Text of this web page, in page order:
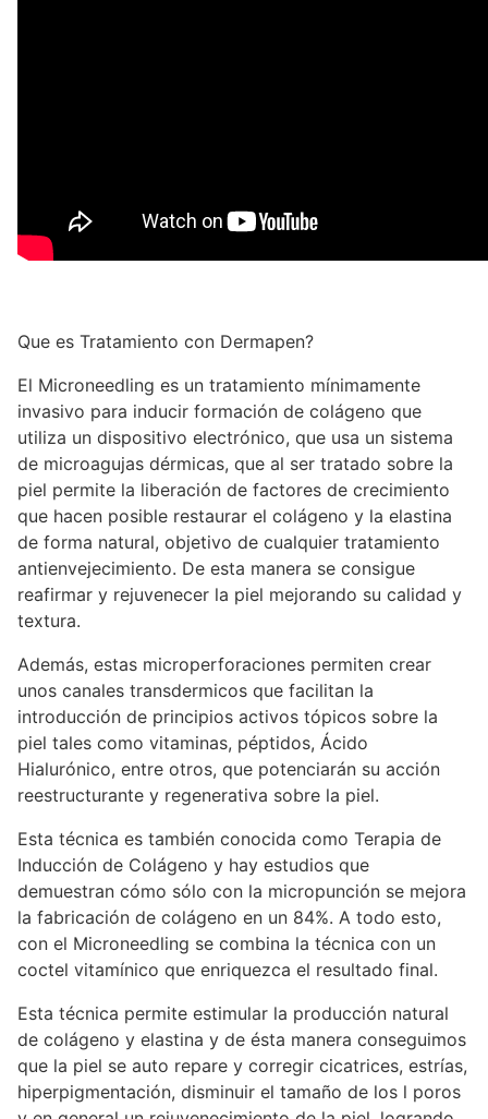
Que es Tratamiento con Dermapen?
El Microneedling es un tratamiento mínimamente
invasivo para inducir formación de colágeno que
utiliza un dispositivo electrónico, que usa un sistema
de microagujas dérmicas, que al ser tratado sobre la
piel permite la liberación de factores de crecimiento
que hacen posible restaurar el colágeno y la elastina
de forma natural, objetivo de cualquier tratamiento
antienvejecimiento. De esta manera se consigue
reafirmar y rejuvenecer la piel mejorando su calidad y
textura.
Además, estas microperforaciones permiten crear
unos canales transdermicos que facilitan la
introducción de principios activos tópicos sobre la
piel tales como vitaminas, péptidos, Ácido
Hialurónico, entre otros, que potenciarán su acción
reestructurante y regenerativa sobre la piel.
Esta técnica es también conocida como Terapia de
Inducción de Colágeno y hay estudios que
demuestran cómo sólo con la micropunción se mejora
la fabricación de colágeno en un 84%. A todo esto,
con el Microneedling se combina la técnica con un
coctel vitamínico que enriquezca el resultado final.
Esta técnica permite estimular la producción natural
de colágeno y elastina y de ésta manera conseguimos
que la piel se auto repare y corregir cicatrices, estrías,
hiperpigmentación, disminuir el tamaño de los l poros